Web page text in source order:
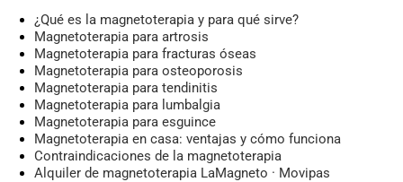
¿Qué es la magnetoterapia y para qué sirve?
Magnetoterapia para artrosis
Magnetoterapia para fracturas óseas
Magnetoterapia para osteoporosis
Magnetoterapia para tendinitis
Magnetoterapia para lumbalgia
Magnetoterapia para esguince
Magnetoterapia en casa: ventajas y cómo funciona
Contraindicaciones de la magnetoterapia
Alquiler de magnetoterapia LaMagneto · Movipas